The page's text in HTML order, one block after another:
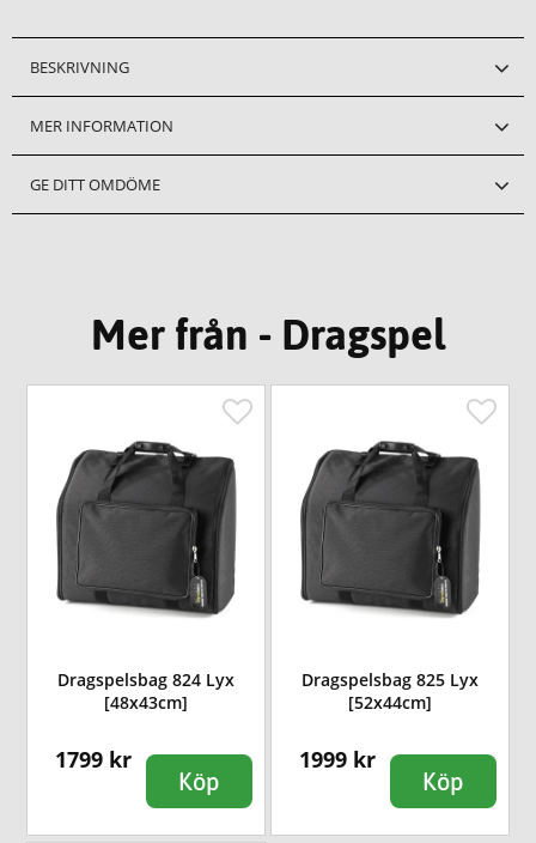
BESKRIVNING
MER INFORMATION
GE DITT OMDÖME
Mer från - Dragspel
Dragspelsbag 824 Lyx
[48x43cm]
1799 kr
Köp
Dragspelsbag 825 Lyx
[52x44cm]
1999 kr
Köp